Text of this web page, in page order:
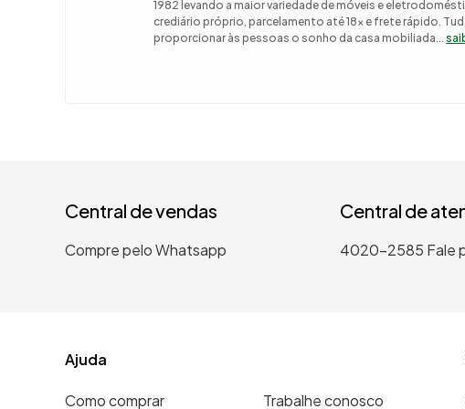
1982 levando a maior variedade de móveis e
crediário próprio, parcelamento até 18x e frete rápido.
proporcionar às pessoas o sonho da casa mobiliada...
Central de vendas
Compre pelo Whatsapp
Central de
4020-2585 Fale
Ajuda
Como comprar Trabalhe conosco
9º
guarda roupa